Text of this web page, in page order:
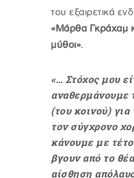
του εξαιρετικά
«Μάρθα Γκράχαμ
μύθοι».
«… Στόχος μου
αναθερμάνουμε
(του κοινού) για
τον σύγχρονο
κάνουμε με
βγουν από το
αίσθηση